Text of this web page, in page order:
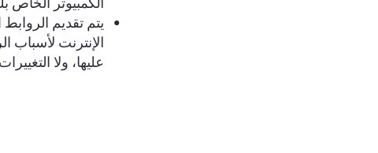
يتم تقديم
الإنترنت لأسباب
عليها، ولا